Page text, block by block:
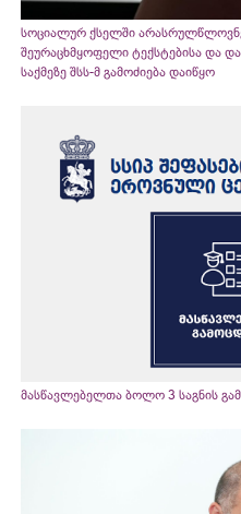
სოციალურ ქსელში
შეურაცხმყოფელი ტექსტებისა და
საქმეზე შსს-მ გამოძიება დაიწყო
მასწავლებელთა ბოლო 3 საგნის